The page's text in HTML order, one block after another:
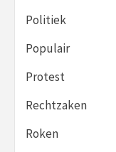
Politiek
Populair
Protest
Rechtzaken
Roken